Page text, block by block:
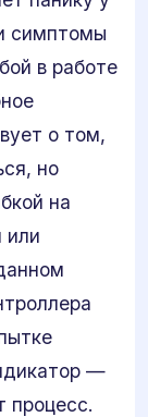
симптомы
в работе
о том,
но
на
или
—
процесс.